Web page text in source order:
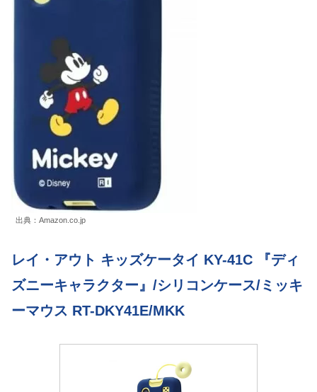
出典：Amazon.co.jp
レイ・アウト キッズケータイ KY-41C 『ディ
ズニーキャラクター』/シリコンケース/ミッキ
ーマウス RT-DKY41E/MKK